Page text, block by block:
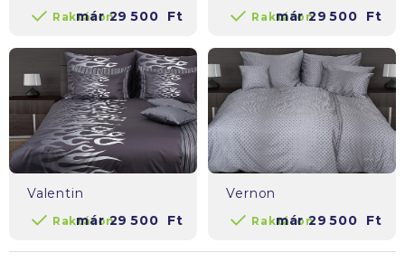
Raktáron
már29 500 Ft Raktáron
már29 500 Ft
Valentin
Raktáron
már29 500 Ft
Vernon
Raktáron
már29 500 Ft